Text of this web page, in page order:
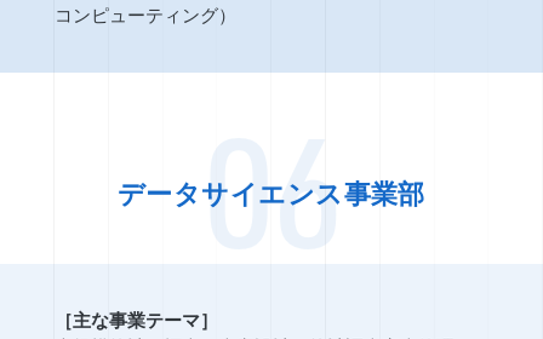
コンピューティング）
06
データサイエンス事業部
［主な事業テーマ］